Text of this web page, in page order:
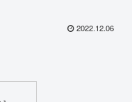
2022.12.06